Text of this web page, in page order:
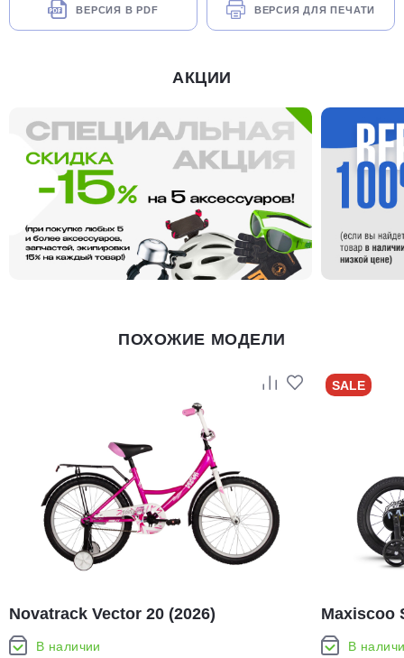
ВЕРСИЯ В PDF ВЕРСИЯ ДЛЯ ПЕЧАТИ
АКЦИИ
ПОХОЖИЕ МОДЕЛИ
Novatrack Vector 20 (2026)
В наличии
SALE
Maxiscoo
(2026)
В